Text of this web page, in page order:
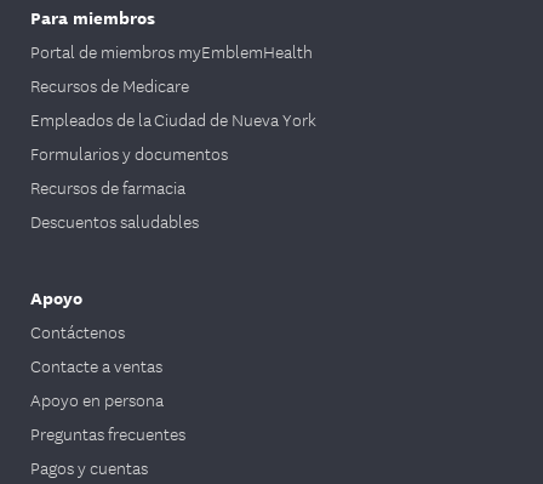
Para miembros
Portal de miembros myEmblemHealth
Recursos de Medicare
Empleados de la Ciudad de Nueva York
Formularios y documentos
Recursos de farmacia
Descuentos saludables
Apoyo
Contáctenos
Contacte a ventas
Apoyo en persona
Preguntas frecuentes
Pagos y cuentas